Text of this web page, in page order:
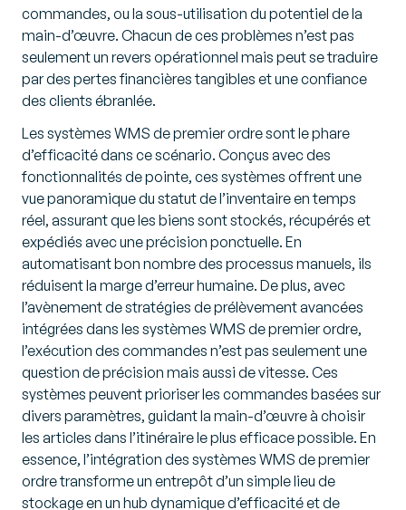
commandes, ou la sous-utilisation du potentiel de la
main-d’œuvre. Chacun de ces problèmes n’est pas
seulement un revers opérationnel mais peut se traduire
par des pertes financières tangibles et une confiance
des clients ébranlée.
Les systèmes WMS de premier ordre sont le phare
d’efficacité dans ce scénario. Conçus avec des
fonctionnalités de pointe, ces systèmes offrent une
vue panoramique du statut de l’inventaire en temps
réel, assurant que les biens sont stockés, récupérés et
expédiés avec une précision ponctuelle. En
automatisant bon nombre des processus manuels, ils
réduisent la marge d’erreur humaine. De plus, avec
l’avènement de stratégies de prélèvement avancées
intégrées dans les systèmes WMS de premier ordre,
l’exécution des commandes n’est pas seulement une
question de précision mais aussi de vitesse. Ces
systèmes peuvent prioriser les commandes basées sur
divers paramètres, guidant la main-d’œuvre à choisir
les articles dans l’itinéraire le plus efficace possible. En
essence, l’intégration des systèmes WMS de premier
ordre transforme un entrepôt d’un simple lieu de
stockage en un hub dynamique d’efficacité et de